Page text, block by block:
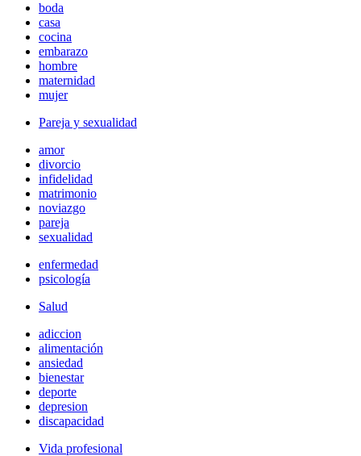
boda
casa
cocina
embarazo
hombre
maternidad
mujer
Pareja y sexualidad
amor
divorcio
infidelidad
matrimonio
noviazgo
pareja
sexualidad
enfermedad
psicología
Salud
adiccion
alimentación
ansiedad
bienestar
deporte
depresion
discapacidad
Vida profesional